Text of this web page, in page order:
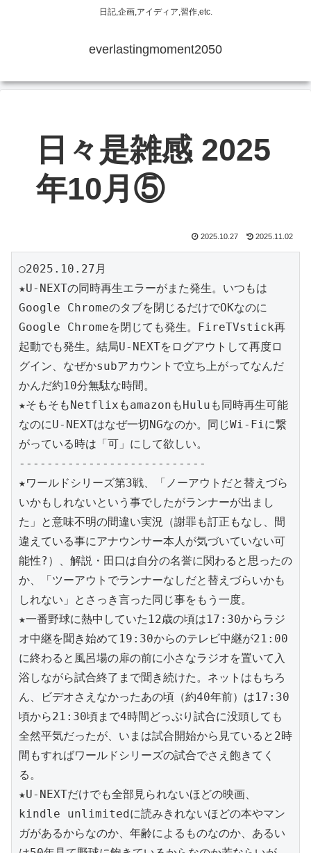
日記,企画,アイディア,習作,etc.
everlastingmoment2050
日々是雑感 2025
年10月⑤
2025.10.27 2025.11.02
○2025.10.27月
★U-NEXTの同時再生エラーがまた発生。いつもは
Google Chromeのタブを閉じるだけでOKなのに
Google Chromeを閉じても発生。FireTVstick再
起動でも発生。結局U-NEXTをログアウトして再度ロ
グイン、なぜかsubアカウントで立ち上がってなんだ
かんだ約10分無駄な時間。
★そもそもNetflixもamazonもHuluも同時再生可能
なのにU-NEXTはなぜ一切NGなのか。同じWi-Fiに繋
がっている時は「可」にして欲しい。
---------------------------
★ワールドシリーズ第3戦、「ノーアウトだと替えづら
いかもしれないという事でしたがランナーが出まし
た」と意味不明の間違い実況（謝罪も訂正もなし、間
違えている事にアナウンサー本人が気づいていない可
能性?）、解説・田口は自分の名誉に関わると思ったの
か、「ツーアウトでランナーなしだと替えづらいかも
しれない」とさっき言った同じ事をもう一度。
★一番野球に熱中していた12歳の頃は17:30からラジ
オ中継を聞き始めて19:30からのテレビ中継が21:00
に終わると風呂場の扉の前に小さなラジオを置いて入
浴しながら試合終了まで聞き続けた。ネットはもちろ
ん、ビデオさえなかったあの頃（約40年前）は17:30
頃から21:30頃まで4時間どっぷり試合に没頭しても
全然平気だったが、いまは試合開始から見ていると2時
間もすればワールドシリーズの試合でさえ飽きてく
る。
★U-NEXTだけでも全部見られないほどの映画、
kindle unlimitedに読みきれないほどの本やマン
ガがあるからなのか、年齢によるものなのか、あるい